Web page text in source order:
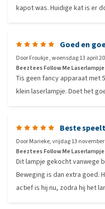
kapot was. Huidige kat is er
Goed en
DoorFroukje,woensdag 13 april
Beeztees Follow Me Laserlampje
Tis geen fancy apparaat met
klein laserlampje. Doet het
Beste
DoorMarieke,vrijdag 13 november
Beeztees Follow Me Laserlampje
Dit lampje gekocht vanwege
Beweging is dan extra goed.
actief is hij nu, zodra hij het